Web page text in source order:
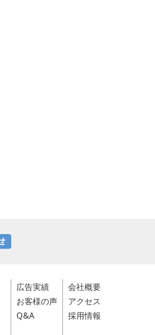
広告実績
お客様の声
Q&A
会社概要
アクセス
採用情報